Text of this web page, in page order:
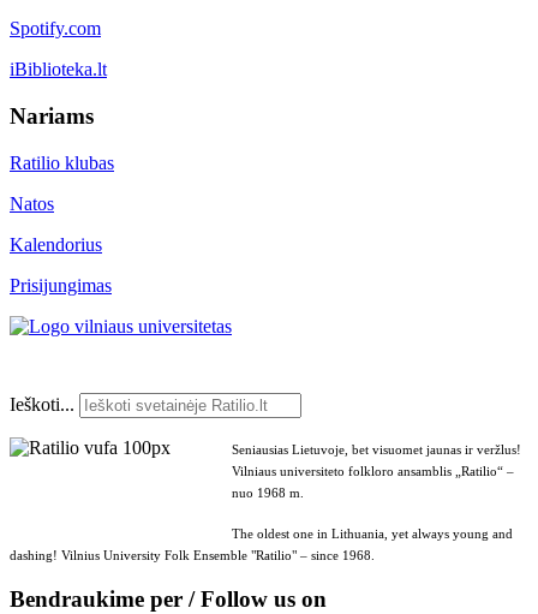
Spotify.com
iBiblioteka.lt
Nariams
Ratilio klubas
Natos
Kalendorius
Prisijungimas
Ieškoti...
Seniausias Lietuvoje, bet visuomet jaunas ir veržlus!
Vilniaus universiteto folkloro ansamblis „Ratilio“ –
nuo 1968 m.
The oldest one in Lithuania, yet always young and
dashing! Vilnius University Folk Ensemble "Ratilio" – since 1968.
Bendraukime per / Follow us on